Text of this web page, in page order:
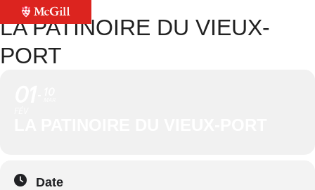
LA PATINOIRE DU VIEUX-
PORT
Date